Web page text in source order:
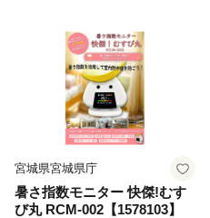
宮城県宮城県庁
暑さ指数モニター 快傑!むす
び丸 RCM-002【1578103】